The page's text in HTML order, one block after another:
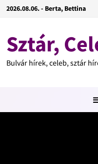
2026.08.06. - Berta, Bettina
Sztár,
Bulvár hírek, celeb, sztár